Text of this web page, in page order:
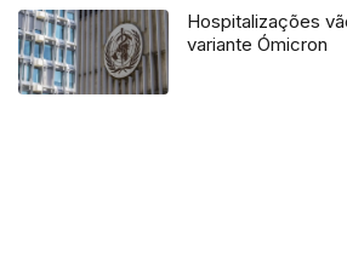
Hospitalizações
variante Ómicron